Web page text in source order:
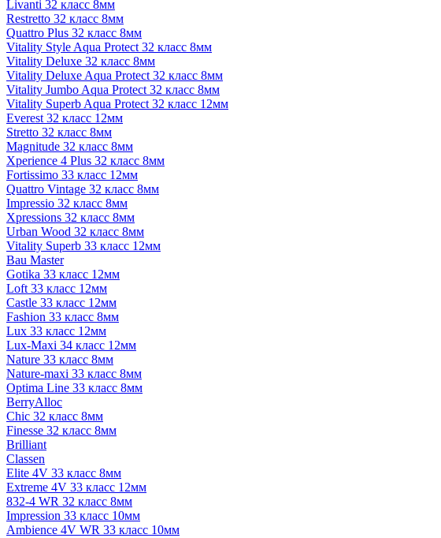
Livanti 32 класс 8мм
Restretto 32 класс 8мм
Quattro Plus 32 класс 8мм
Vitality Style Aqua Protect 32 класс 8мм
Vitality Deluxe 32 класс 8мм
Vitality Deluxe Aqua Protect 32 класс 8мм
Vitality Jumbo Aqua Protect 32 класс 8мм
Vitality Superb Aqua Protect 32 класс 12мм
Everest 32 класс 12мм
Stretto 32 класс 8мм
Magnitude 32 класс 8мм
Xperience 4 Plus 32 класс 8мм
Fortissimo 33 класс 12мм
Quattro Vintage 32 класс 8мм
Impressio 32 класс 8мм
Xpressions 32 класс 8мм
Urban Wood 32 класс 8мм
Vitality Superb 33 класс 12мм
Bau Master
Gotika 33 класс 12мм
Loft 33 класс 12мм
Castle 33 класс 12мм
Fashion 33 класс 8мм
Lux 33 класс 12мм
Lux-Maxi 34 класс 12мм
Nature 33 класс 8мм
Nature-maxi 33 класс 8мм
Optima Line 33 класс 8мм
BerryAlloc
Chic 32 класс 8мм
Finesse 32 класс 8мм
Brilliant
Classen
Elite 4V 33 класс 8мм
Extreme 4V 33 класс 12мм
832-4 WR 32 класс 8мм
Impression 33 класс 10мм
Ambience 4V WR 33 класс 10мм